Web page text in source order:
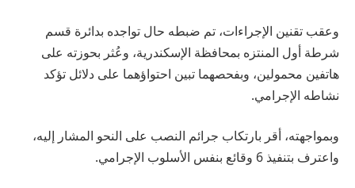
وعقب تقنين الإجراءات، تم ضبطه حال تواجده بدائرة قسم
شرطة أول المنتزه بمحافظة الإسكندرية، وعُثر بحوزته على
هاتفين محمولين، وبفحصهما تبين احتواؤهما على دلائل تؤكد
نشاطه الإجرامي.
وبمواجهته، أقر بارتكاب جرائم النصب على النحو المشار إليه،
واعترف بتنفيذ 6 وقائع بنفس الأسلوب الإجرامي.